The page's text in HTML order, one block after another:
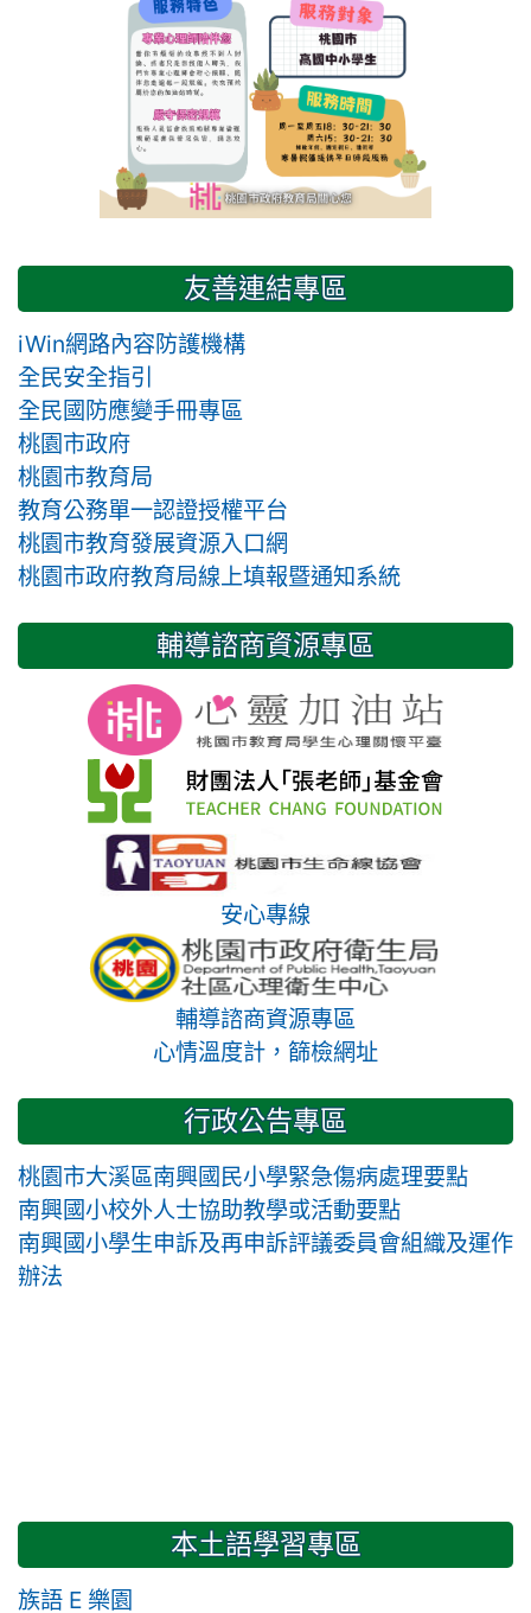
友善連結專區
iWin網路內容防護機構
全民安全指引
全民國防應變手冊專區
桃園市政府
桃園市教育局
教育公務單一認證授權平台
桃園市教育發展資源入口網
桃園市政府教育局線上填報暨通知系統
輔導諮商資源專區
安心專線
輔導諮商資源專區
心情溫度計，篩檢網址
行政公告專區
桃園市大溪區南興國民小學緊急傷病處理要點
南興國小校外人士協助教學或活動要點
南興國小學生申訴及再申訴評議委員會組織及運作
辦法
本土語學習專區
族語 E 樂園